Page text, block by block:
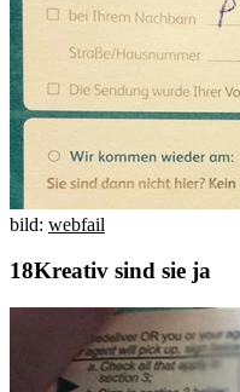
bild: webfail
Kreativ sind sie ja